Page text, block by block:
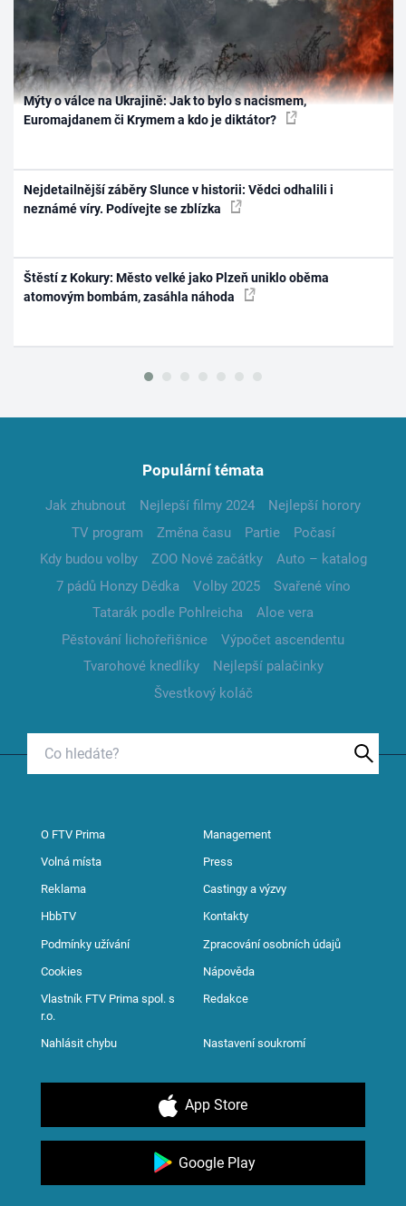
Mýty o válce na Ukrajině: Jak to bylo s nacismem,
Euromajdanem či Krymem a kdo je diktátor?
Nejdetailnější záběry Slunce v historii: Vědci odhalili i
neznámé víry. Podívejte se zblízka
Štěstí z Kokury: Město velké jako Plzeň uniklo oběma
atomovým bombám, zasáhla náhoda
Populární témata
Jak zhubnout Nejlepší filmy 2024
Nejlepší horory
TV program
Změna času Partie
Počasí
Kdy budou volby
ZOO Nové začátky
Auto – katalog
7 pádů Honzy Dědka
Volby 2025
Svařené víno
Tatarák podle Pohlreicha
Aloe vera
Pěstování lichořeřišnice
Výpočet ascendentu
Tvarohové knedlíky
Nejlepší palačinky
Švestkový koláč
O FTV Prima Management
Volná místa Press
Reklama Castingy a výzvy
HbbTV Kontakty
Podmínky užívání Zpracování osobních údajů
Cookies Nápověda
Vlastník FTV Prima spol. s
r.o.
Redakce
Nahlásit chybu Nastavení soukromí
App Store
Google Play